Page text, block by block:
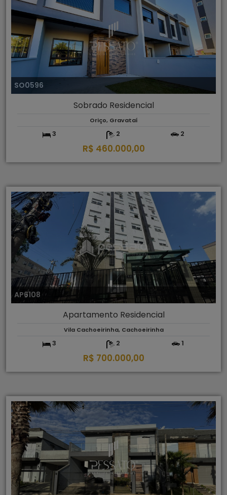
SO0596
Sobrado Residencial
Oriço, Gravataí
3 2 2
R$ 460.000,00
AP6108
Apartamento Residencial
Vila Cachoeirinha, Cachoeirinha
3 2 1
R$ 700.000,00